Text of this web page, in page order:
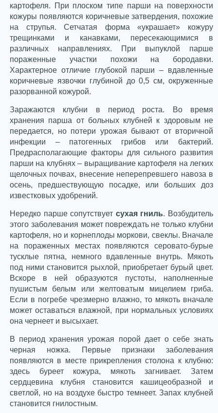
картофеля. При плоском типе парши на поверхности
кожуры появляются коричневые затвердения, похожие
на струпья. Сетчатая форма «украшает» кожуру
трещинками и канавками, пересекающимися в
различных направлениях. При выпуклой парше
пораженные участки похожи на бородавки.
Характерное отличие глубокой парши – вдавленные
коричневые язвочки глубиной до 0,5 см, окруженные
разорванной кожурой.
Заражаются клубни в период роста. Во время
хранения парша от больных клубней к здоровым не
передается, но потери урожая бывают от вторичной
инфекции – патогенных грибов или бактерий.
Предрасполагающие факторы для сильного развития
парши на клубнях – выращивание картофеля на легких
щелочных почвах, внесение неперепревшего навоза в
осень, предшествующую посадке, или больших доз
известковых удобрений.
Нередко парше сопутствует сухая гниль. Возбудитель
этого заболевания может повреждать не только клубни
картофеля, но и корнеплоды моркови, свеклы. Вначале
на пораженных местах появляются серовато-бурые
тусклые пятна, немного вдавленные внутрь. Мякоть
под ними становится рыхлой, приобретает бурый цвет.
Вскоре в ней образуются пустоты, наполненные
пушистым белым или желтоватым мицелием гриба.
Если в погребе чрезмерно влажно, то мякоть вначале
может оставаться влажной, при нормальных условиях
она чернеет и высыхает.
В период хранения урожая порой дает о себе знать
черная ножка. Первые признаки заболевания
появляются в месте прикрепления столона к клубню:
здесь буреет кожура, мякоть загнивает. Затем
сердцевина клубня становится кашицеобразной и
светлой, но на воздухе быстро темнеет. Запах клубней
становится гнилостным.